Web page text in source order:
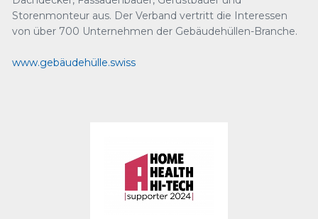
Storenmonteur aus. Der Verband vertritt die Interessen
von über 700 Unternehmen der Gebäudehüllen-Branche.
www.gebäudehülle.swiss